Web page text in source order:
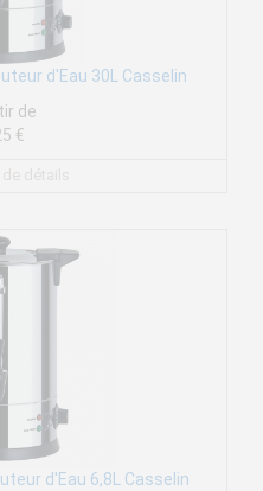
d'Eau 30L Casselin
de
€
d'Eau 6,8L Casselin